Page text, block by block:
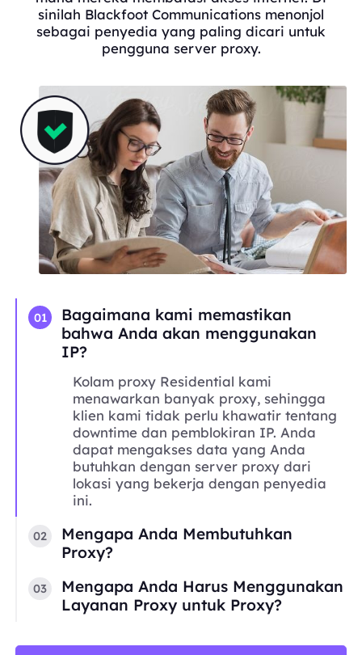
sinilah Blackfoot Communications menonjol
sebagai penyedia yang paling dicari untuk
pengguna server proxy.
01
Bagaimana kami memastikan
bahwa Anda akan menggunakan
IP?
Kolam proxy Residential kami
menawarkan banyak proxy, sehingga
klien kami tidak perlu khawatir tentang
downtime dan pemblokiran IP. Anda
dapat mengakses data yang Anda
butuhkan dengan server proxy dari
lokasi yang bekerja dengan penyedia
ini.
02
Mengapa Anda Membutuhkan
Proxy?
03
Mengapa Anda Harus Menggunakan
Layanan Proxy untuk Proxy?